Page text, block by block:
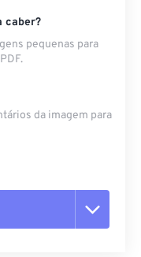
caber?
pequenas para
da imagem para